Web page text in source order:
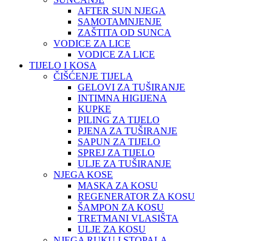
AFTER SUN NJEGA
SAMOTAMNJENJE
ZAŠTITA OD SUNCA
VODICE ZA LICE
VODICE ZA LICE
TIJELO I KOSA
ČIŠĆENJE TIJELA
GELOVI ZA TUŠIRANJE
INTIMNA HIGIJENA
KUPKE
PILING ZA TIJELO
PJENA ZA TUŠIRANJE
SAPUN ZA TIJELO
SPREJ ZA TIJELO
ULJE ZA TUŠIRANJE
NJEGA KOSE
MASKA ZA KOSU
REGENERATOR ZA KOSU
ŠAMPON ZA KOSU
TRETMANI VLASIŠTA
ULJE ZA KOSU